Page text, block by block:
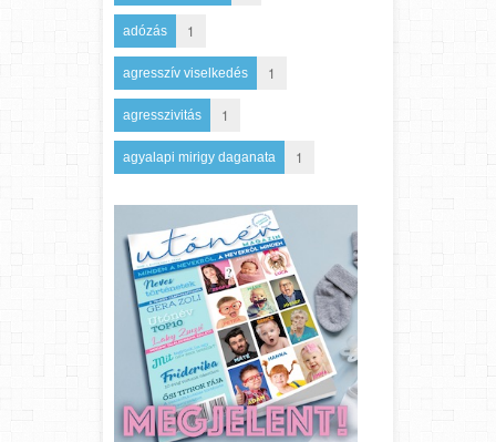
adózás 1
agresszív viselkedés 1
agresszivitás 1
agyalapi mirigy daganata 1